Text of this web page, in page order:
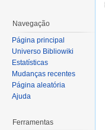
Navegação
Página principal
Universo Bibliowiki
Estatísticas
Mudanças recentes
Página aleatória
Ajuda
Ferramentas